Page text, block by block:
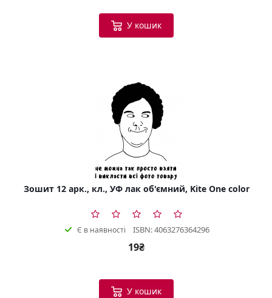
У кошик
Зошит 12 арк., кл., УФ лак об'ємний, Kite One color
Є в наявності ISBN: 4063276364296
19₴
У кошик